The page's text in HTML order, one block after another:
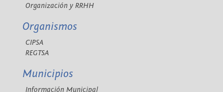
Organización y RRHH
Organismos
CIPSA
REGTSA
Municipios
Información Municipal